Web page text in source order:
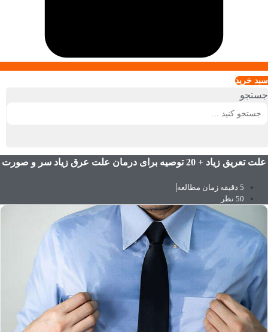
سبد خريد
جستجو
علت تعریق زیاد + 20 توصیه برای درمان علت عرق زیاد سر و صورت
5 دقیقه زمان مطالعه
50 نظر